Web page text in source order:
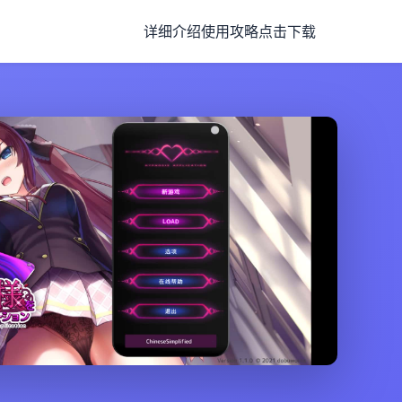
详细介绍使用攻略点击下载